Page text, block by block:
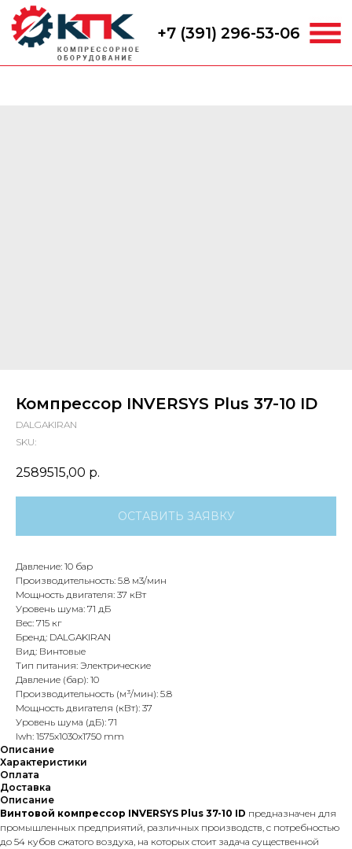
+7 (391) 296-53-06
Компрессор INVERSYS Plus 37-10 ID
DALGAKIRAN
SKU:
2589515,00 р.
ОСТАВИТЬ ЗАЯВКУ
Давление: 10 бар
Производительность: 5.8 м3/мин
Мощность двигателя: 37 кВт
Уровень шума: 71 дБ
Вес: 715 кг
Бренд: DALGAKIRAN
Вид: Винтовые
Тип питания: Электрические
Давление (бар): 10
Производительность (м³/мин): 5.8
Мощность двигателя (кВт): 37
Уровень шума (дБ): 71
lwh: 1575x1030x1750 mm
Описание
Характеристики
Оплата
Доставка
Описание
Винтовой компрессор INVERSYS Plus 37-10 ID предназначен для
промышленных предприятий, различных производств, с потребностью
до 54 кубов сжатого воздуха, на которых стоит задача существенной